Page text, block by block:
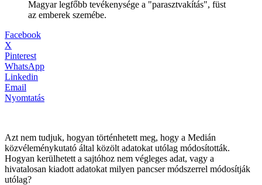
Magyar legfőbb tevékenysége a "parasztvakítás", füst
az emberek szemébe.
Facebook
X
Pinterest
WhatsApp
Linkedin
Email
Nyomtatás
Azt nem tudjuk, hogyan történhetett meg, hogy a Medián
közvéleménykutató által közölt adatokat utólag módosították.
Hogyan kerülhetett a sajtóhoz nem végleges adat, vagy a
hivatalosan kiadott adatokat milyen pancser módszerrel módosítják
utólag?